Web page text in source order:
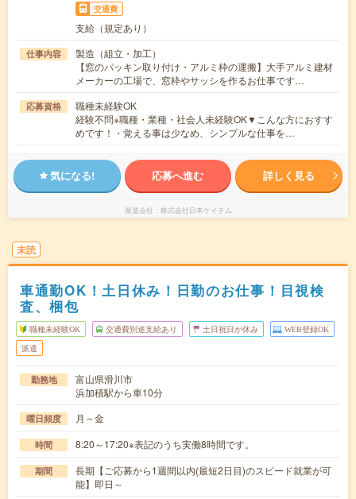
交通費
支給（規定あり）
仕事内容
製造（組立・加工）
【窓のパッキン取り付け・アルミ枠の運搬】大手アルミ建材
メーカーの工場で、窓枠やサッシを作るお仕事です…
応募資格
職種未経験OK
経験不問※職種・業種・社会人未経験OK▼こんな方におすす
めです！・覚える事は少なめ、シンプルな仕事を…
気になる! 応募へ進む 詳しく見る
派遣会社 株式会社日本ケイテム
未読
車通勤OK！土日休み！日勤のお仕事！目視検
査、梱包
職種未経験OK 交通費別途支給あり 土日祝日が休み WEB登録OK
派遣
勤務地
富山県滑川市
浜加積駅から車10分
曜日頻度 月～金
時間 8:20～17:20※表記のうち実働8時間です。
期間
長期【ご応募から1週間以内(最短2日目)のスピード就業が可
能】即日～